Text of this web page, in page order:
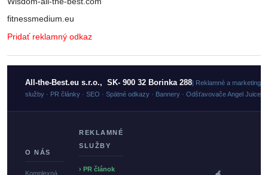
fitnessmedium.eu
Pridať reklamný odkaz
All-the-Best.eu s.r.o., SK- 900 32 Borinka 288| Reklamné a
služby · PR články · SEO · Spätné odkazy · Bannery · Odšťavovače Angel Juicer
O NÁS
Komplexná
REKLAMNÉ
SLUŽBY
› PR článok